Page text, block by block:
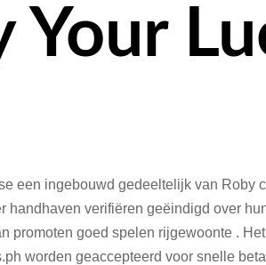
Your
een ingebouwd gedeeltelijk van Roby
verifiëren geëindigd over
promoten goed spelen rijgewoonte .
worden geaccepteerd voor snelle